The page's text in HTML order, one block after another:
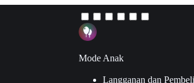
Mode Anak
Langganan dan